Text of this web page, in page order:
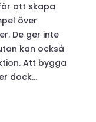
att skapa
över
De ger inte
kan också
Att bygga
dock...